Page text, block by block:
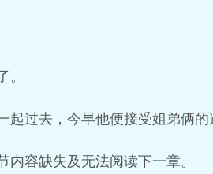
。
过去，今早他便接受姐弟俩的
容缺失及无法阅读下一章。